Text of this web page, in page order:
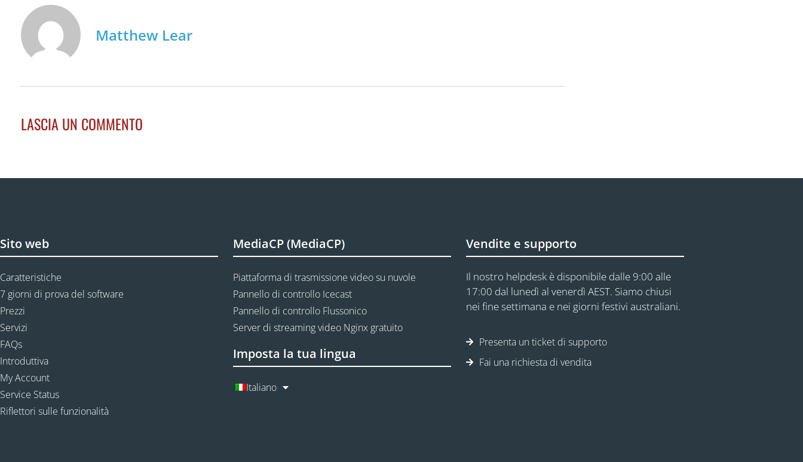
Matthew Lear
LASCIA UN COMMENTO
Sito web
Caratteristiche
7 giorni di prova del software
Prezzi
Servizi
FAQs
Introduttiva
My Account
Service Status
Riflettori sulle funzionalità
MediaCP (MediaCP)
Piattaforma di trasmissione video su nuvole
Pannello di controllo Icecast
Pannello di controllo Flussonico
Server di streaming video Nginx gratuito
Imposta la tua lingua
Italiano
Vendite e supporto
Il nostro helpdesk è disponibile dalle 9:00 alle
17:00 dal lunedì al venerdì AEST. Siamo chiusi
nei fine settimana e nei giorni festivi australiani.
Presenta un ticket di supporto
Fai una richiesta di vendita